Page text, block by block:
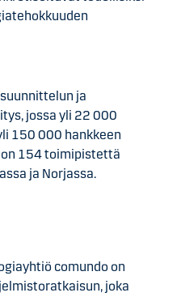
ja
jossa yli 22 000
150 000 hankkeen
154 toimipistettä
ja Norjassa.
comundo on
joka